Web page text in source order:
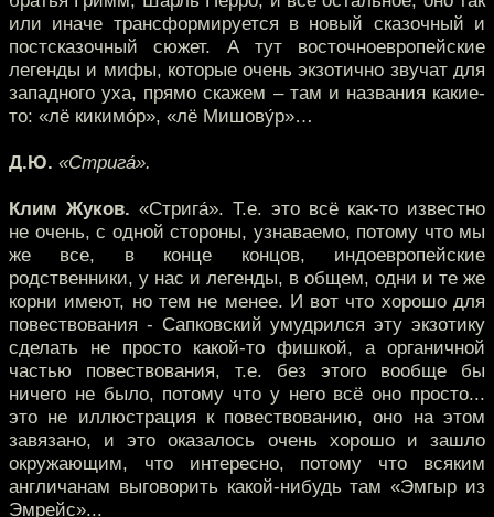
или иначе трансформируется в новый сказочный и
постсказочный сюжет. А тут восточноевропейские
легенды и мифы, которые очень экзотично звучат для
западного уха, прямо скажем – там и названия какие-
то: «лё кикимо́р», «лё Мишову́р»…
Д.Ю. «Стрига́».
Клим Жуков. «Стрига́». Т.е. это всё как-то известно
не очень, с одной стороны, узнаваемо, потому что мы
же все, в конце концов, индоевропейские
родственники, у нас и легенды, в общем, одни и те же
корни имеют, но тем не менее. И вот что хорошо для
повествования - Сапковский умудрился эту экзотику
сделать не просто какой-то фишкой, а органичной
частью повествования, т.е. без этого вообще бы
ничего не было, потому что у него всё оно просто...
это не иллюстрация к повествованию, оно на этом
завязано, и это оказалось очень хорошо и зашло
окружающим, что интересно, потому что всяким
англичанам выговорить какой-нибудь там «Эмгыр из
Эмрейс»...